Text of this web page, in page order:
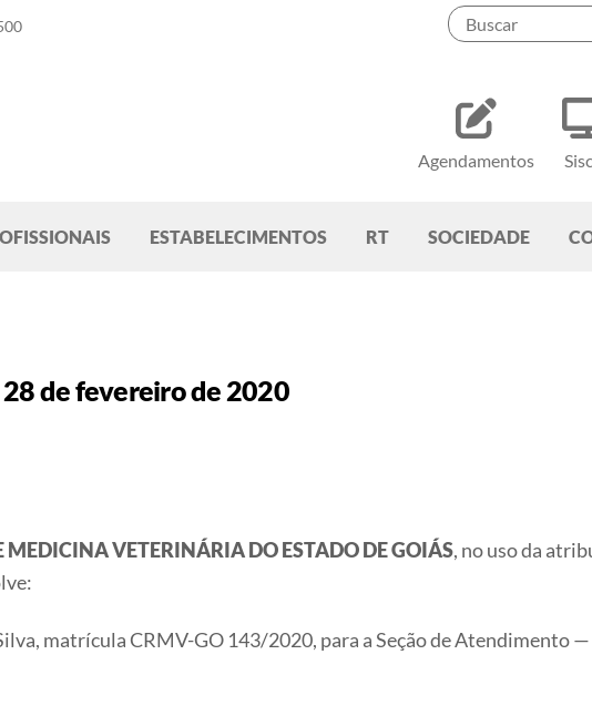
Agendamentos
ESTABELECIMENTOS RT SOCIEDADE
de fevereiro de 2020
MEDICINA VETERINÁRIA DO ESTADO DE GOIÁS, no uso da
matrícula CRMV-GO 143/2020, para a Seção de Atendimento